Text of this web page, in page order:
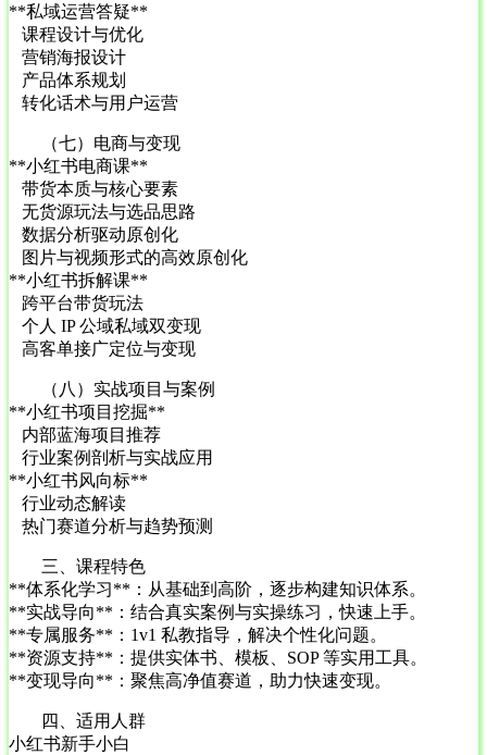
**私域运营答疑**
课程设计与优化
营销海报设计
产品体系规划
转化话术与用户运营
（七）电商与变现
**小红书电商课**
带货本质与核心要素
无货源玩法与选品思路
数据分析驱动原创化
图片与视频形式的高效原创化
**小红书拆解课**
跨平台带货玩法
个人 IP 公域私域双变现
高客单接广定位与变现
（八）实战项目与案例
**小红书项目挖掘**
内部蓝海项目推荐
行业案例剖析与实战应用
**小红书风向标**
行业动态解读
热门赛道分析与趋势预测
三、课程特色
**体系化学习**：从基础到高阶，逐步构建知识体系。
**实战导向**：结合真实案例与实操练习，快速上手。
**专属服务**：1v1 私教指导，解决个性化问题。
**资源支持**：提供实体书、模板、SOP 等实用工具。
**变现导向**：聚焦高净值赛道，助力快速变现。
四、适用人群
小红书新手小白